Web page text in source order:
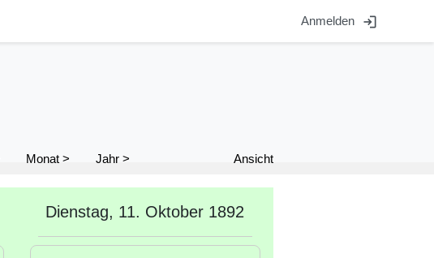
Anmelden login
Monat > Jahr > Ansicht
Dienstag, 11. Oktober 1892